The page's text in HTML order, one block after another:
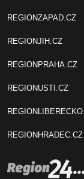
REGIONZAPAD.CZ
REGIONJIH.CZ
REGIONPRAHA.CZ
REGIONUSTI.CZ
REGIONHRADEC.CZ